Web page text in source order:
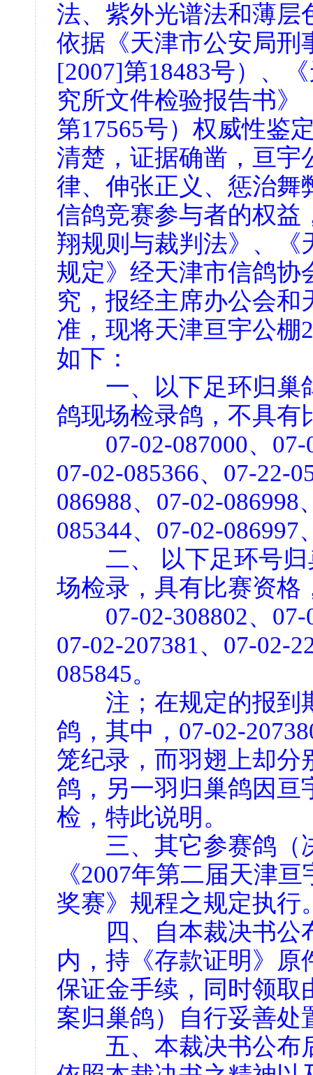
法、紫外光谱法和薄层
依据《天津市公安局刑
[2007]第18483号）、
究所文件检验报告书》
第17565号）权威性鉴
清楚，证据确凿，亘宇
律、伸张正义、惩治舞
信鸽竞赛参与者的权益
翔规则与裁判法》、《
规定》经天津市信鸽协
究，报经主席办公会和
准，现将天津亘宇公棚
如下：
一、以下足环归巢
鸽现场检录鸽，不具有
07-02-087000、07-
07-02-085366、07-22-
086988、07-02-086998
085344、07-02-086997
二、 以下足环号归
场检录，具有比赛资格
07-02-308802、07-
07-02-207381、07-02-
085845。
注；在规定的报到
鸽，其中，07-02-
笼纪录，而羽翅上却分
鸽，另一羽归巢鸽因亘
检，特此说明。
三、其它参赛鸽（
《2007年第二届天津
奖赛》规程之规定执行
四、自本裁决书公
内，持《存款证明》原
保证金手续，同时领取
案归巢鸽）自行妥善处
五、本裁决书公布